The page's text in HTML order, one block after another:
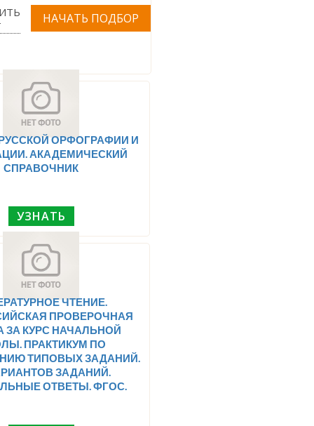
ОРФОГРАФИИ И
АКАДЕМИЧЕСКИЙ
СПРАВОЧНИК
УЗНАТЬ
ЧТЕНИЕ.
ПРОВЕРОЧНАЯ
ЗА КУРС НАЧАЛЬНОЙ
ПРАКТИКУМ ПО
ТИПОВЫХ ЗАДАНИЙ.
ЗАДАНИЙ.
ОТВЕТЫ. ФГОС.